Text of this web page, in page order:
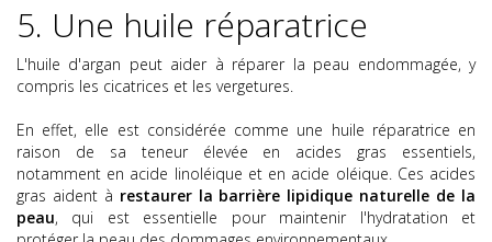
5. Une huile réparatrice
L'huile d'argan peut aider à réparer la peau endommagée, y
compris les cicatrices et les vergetures.
En effet, elle est considérée comme une huile réparatrice en
raison de sa teneur élevée en acides gras essentiels,
notamment en acide linoléique et en acide oléique. Ces acides
gras aident à restaurer la barrière lipidique naturelle de la
peau, qui est essentielle pour maintenir l'hydratation et